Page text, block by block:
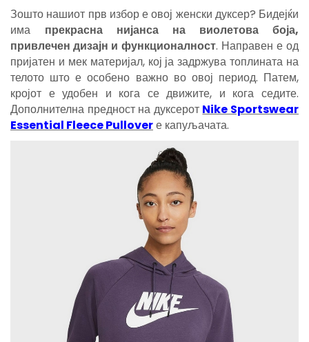
Зошто нашиот прв избор е овој женски дуксер? Бидејќи
има прекрасна нијанса на виолетова боја,
привлечен дизајн и функционалност. Направен е од
пријатен и мек материјал, кој ја задржува топлината на
телото што е особено важно во овој период. Патем,
кројот е удобен и кога се движите, и кога седите.
Дополнителна предност на дуксерот Nike Sportswear
Essential Fleece Pulloverе капуљачата.